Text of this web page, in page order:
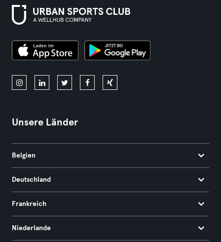
Unsere Länder
Belgien
Deutschland
Frankreich
Niederlande